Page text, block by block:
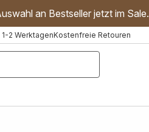
an Bestseller jetzt im Sale.
2 WerktagenKostenfreie Retouren